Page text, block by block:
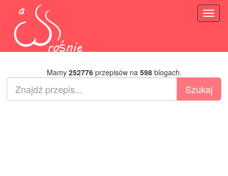
Mamy 252776przepisów na 598blogach.